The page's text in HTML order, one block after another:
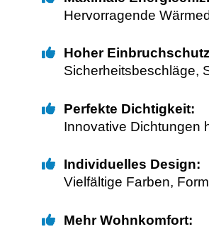
Hervorragende
Hoher
Sicherheitsbeschläge,
Perfekte Dichtigkeit:
Innovative Dichtungen
Individuelles Design:
Vielfältige Farben,
Mehr Wohnkomfort: